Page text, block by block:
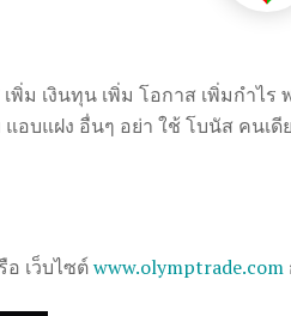
พิ่ม เงินทุน เพิ่ม โอกาส เพิ่มกำไ
อบแฝง อื่นๆ อย่า ใช้ โบนัส คนเ
อ เว็บไซต์www.olymptrade.com